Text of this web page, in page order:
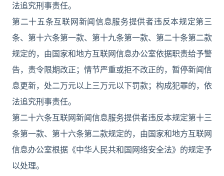
法追究刑事责任。
第二十五条互联网新闻信息服务提供者违反本规定第三
条、第十六条第一款、第十九条第一款、第二十条第二款
规定的，由国家和地方互联网信息办公室依据职责给予警
告，责令限期改正；情节严重或拒不改正的，暂停新闻信
息更新，处二万元以上三万元以下罚款；构成犯罪的，依
法追究刑事责任。
第二十六条互联网新闻信息服务提供者违反本规定第十三
条第一款、第十六条第二款规定的，由国家和地方互联网
信息办公室根据《中华人民共和国网络安全法》的规定予
以处理。